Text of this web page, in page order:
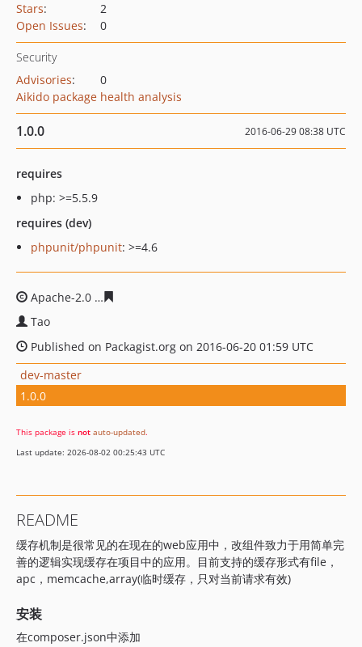
Stars:
2
Open Issues: 0
Security
Advisories:
0
Aikido package health analysis
1.0.0 2016-06-29 08:38 UTC
requires
php: >=5.5.9
requires (dev)
phpunit/phpunit: >=4.6
Apache-2.0
Tao
Published on Packagist.org on 2016-06-20 01:59 UTC
dev-master
1.0.0
This package is not auto-updated.
Last update: 2026-08-02 00:25:43 UTC
README
缓存机制是很常见的在现在的web应用中，改组件致力于用简单完
善的逻辑实现缓存在项目中的应用。目前支持的缓存形式有file，
apc，memcache,array(临时缓存，只对当前请求有效)
安装
在composer.json中添加